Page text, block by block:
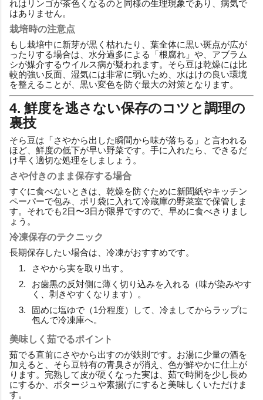
れはリンゴが茶色くなるのと同様の生理現象であり、病気で
はありません。
栽培時の注意点
もし栽培中に新芽が黒く枯れたり、葉全体に黒い斑点が広が
ったりする場合は、水分過多による「根腐れ」や、アブラム
シが媒介するウイルス病が疑われます。そら豆は乾燥には比
較的強い反面、湿気には非常に弱いため、水はけの良い環境
を整えることが、黒い変色を防ぐ最大の対策となります。
4. 鮮度を逃さない保存のコツと調理の
裏技
そら豆は「さやから出した瞬間から味が落ちる」と言われる
ほど、鮮度の低下が早い野菜です。手に入れたら、できるだ
け早く適切な処理をしましょう。
さや付きのまま保存する場合
すぐに食べないときは、乾燥を防ぐために新聞紙やキッチン
ペーパーで包み、ポリ袋に入れて冷蔵庫の野菜室で保管しま
す。それでも2日〜3日が限界ですので、早めに食べきりまし
ょう。
冷凍保存のテクニック
長期保存したい場合は、冷凍がおすすめです。
さやから実を取り出す。
お歯黒の反対側に薄く切り込みを入れる（味が染みやす
く、剥きやすくなります）。
固めに塩ゆで（1分程度）して、冷ましてからラップに
包んで冷凍庫へ。
美味しく茹でるポイント
茹でる直前にさやから出すのが鉄則です。お湯に少量の酒を
加えると、そら豆特有の青臭さが消え、色が鮮やかに仕上が
ります。完熟して皮が硬くなった実は、茹で時間を少し長め
にするか、ポタージュや素揚げにすると美味しくいただけま
す。